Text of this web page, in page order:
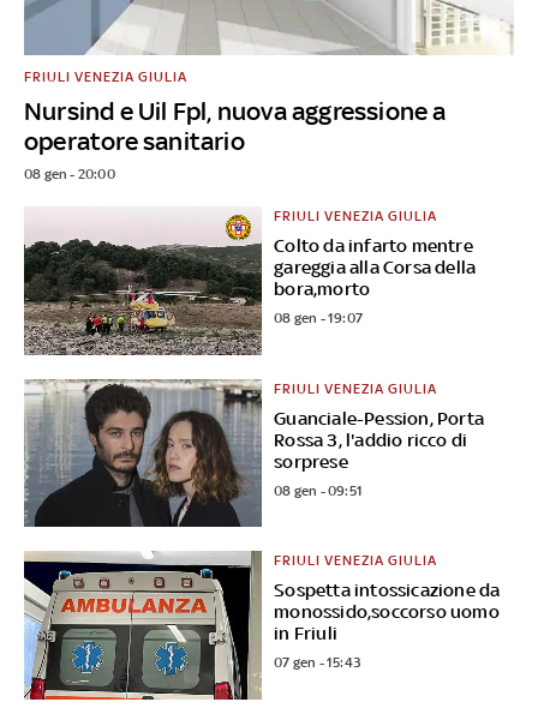
Nursind e Uil Fpl, nuova aggressione a
operatore sanitario
FRIULI VENEZIA GIULIA
08 gen - 20:00
Colto da infarto mentre
gareggia alla Corsa della
bora,morto
FRIULI VENEZIA GIULIA
08 gen - 19:07
Guanciale-Pession, Porta
Rossa 3, l'addio ricco di
sorprese
FRIULI VENEZIA GIULIA
08 gen - 09:51
Sospetta intossicazione da
monossido,soccorso uomo
in Friuli
FRIULI VENEZIA GIULIA
07 gen - 15:43